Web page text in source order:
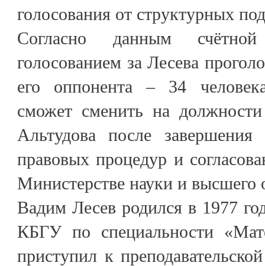
голосования от структурных
Согласно данным
голосованием за Лесева
его оппонента – 34
сможет сменить на
Альтудова после завершения
правовых процедур и
Министерстве науки и высшего
Вадим Лесев родился в 1977
КБГУ по специальности
приступил к